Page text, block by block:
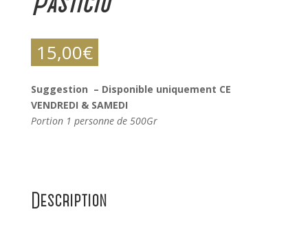
15,00€
Suggestion – Disponible uniquement CE
VENDREDI & SAMEDI
Portion 1 personne de 500Gr
Description